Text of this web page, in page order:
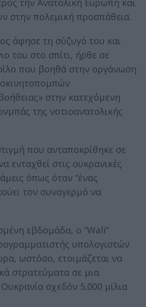
την Ανατολική Ευρώπη και
στην πολεμική προσπάθεια.
άφησε τη σύζυγό του και
του στο σπίτι, ήρθε σε
που βοηθά στην οργάνωση
στην κατεχόμενη
της νοτιοανατολικής
που ανταποκρίθηκε σε
ενταχθεί στις ουκρανικές
όπως όταν “ένας
τον συναγερμό να
εβδομάδα, ο “Wali”
υπολογιστών
ωστόσο, ετοιμάζεται να
στρατεύματα σε μια
σχεδόν 5.000 μίλια